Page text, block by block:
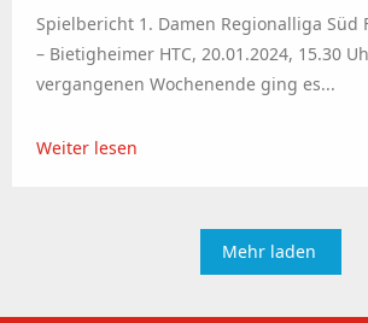
Spielbericht 1. Damen Regionalliga Süd
– Bietigheimer HTC, 20.01.2024, 15.30
vergangenen Wochenende ging es...
Weiter lesen
Mehr laden